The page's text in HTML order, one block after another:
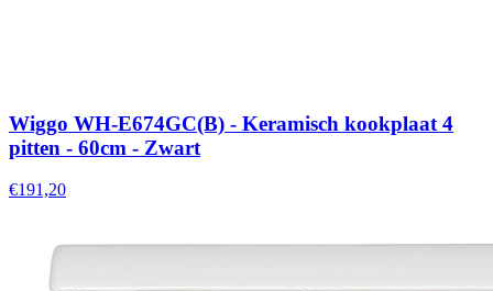
Wiggo WH-E674GC(B) - Keramisch kookplaat 4
pitten - 60cm - Zwart
€191,20